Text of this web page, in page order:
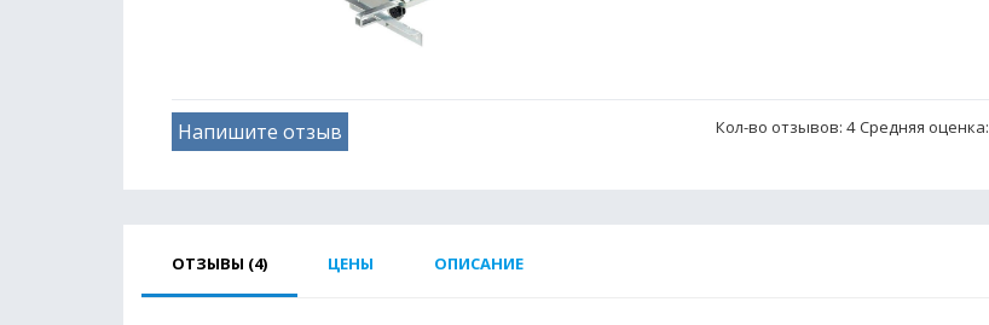
Кол-во отзывов: 4 Средняя оценка:
Напишите отзыв
ОТЗЫВЫ (4) ЦЕНЫ ОПИСАНИЕ